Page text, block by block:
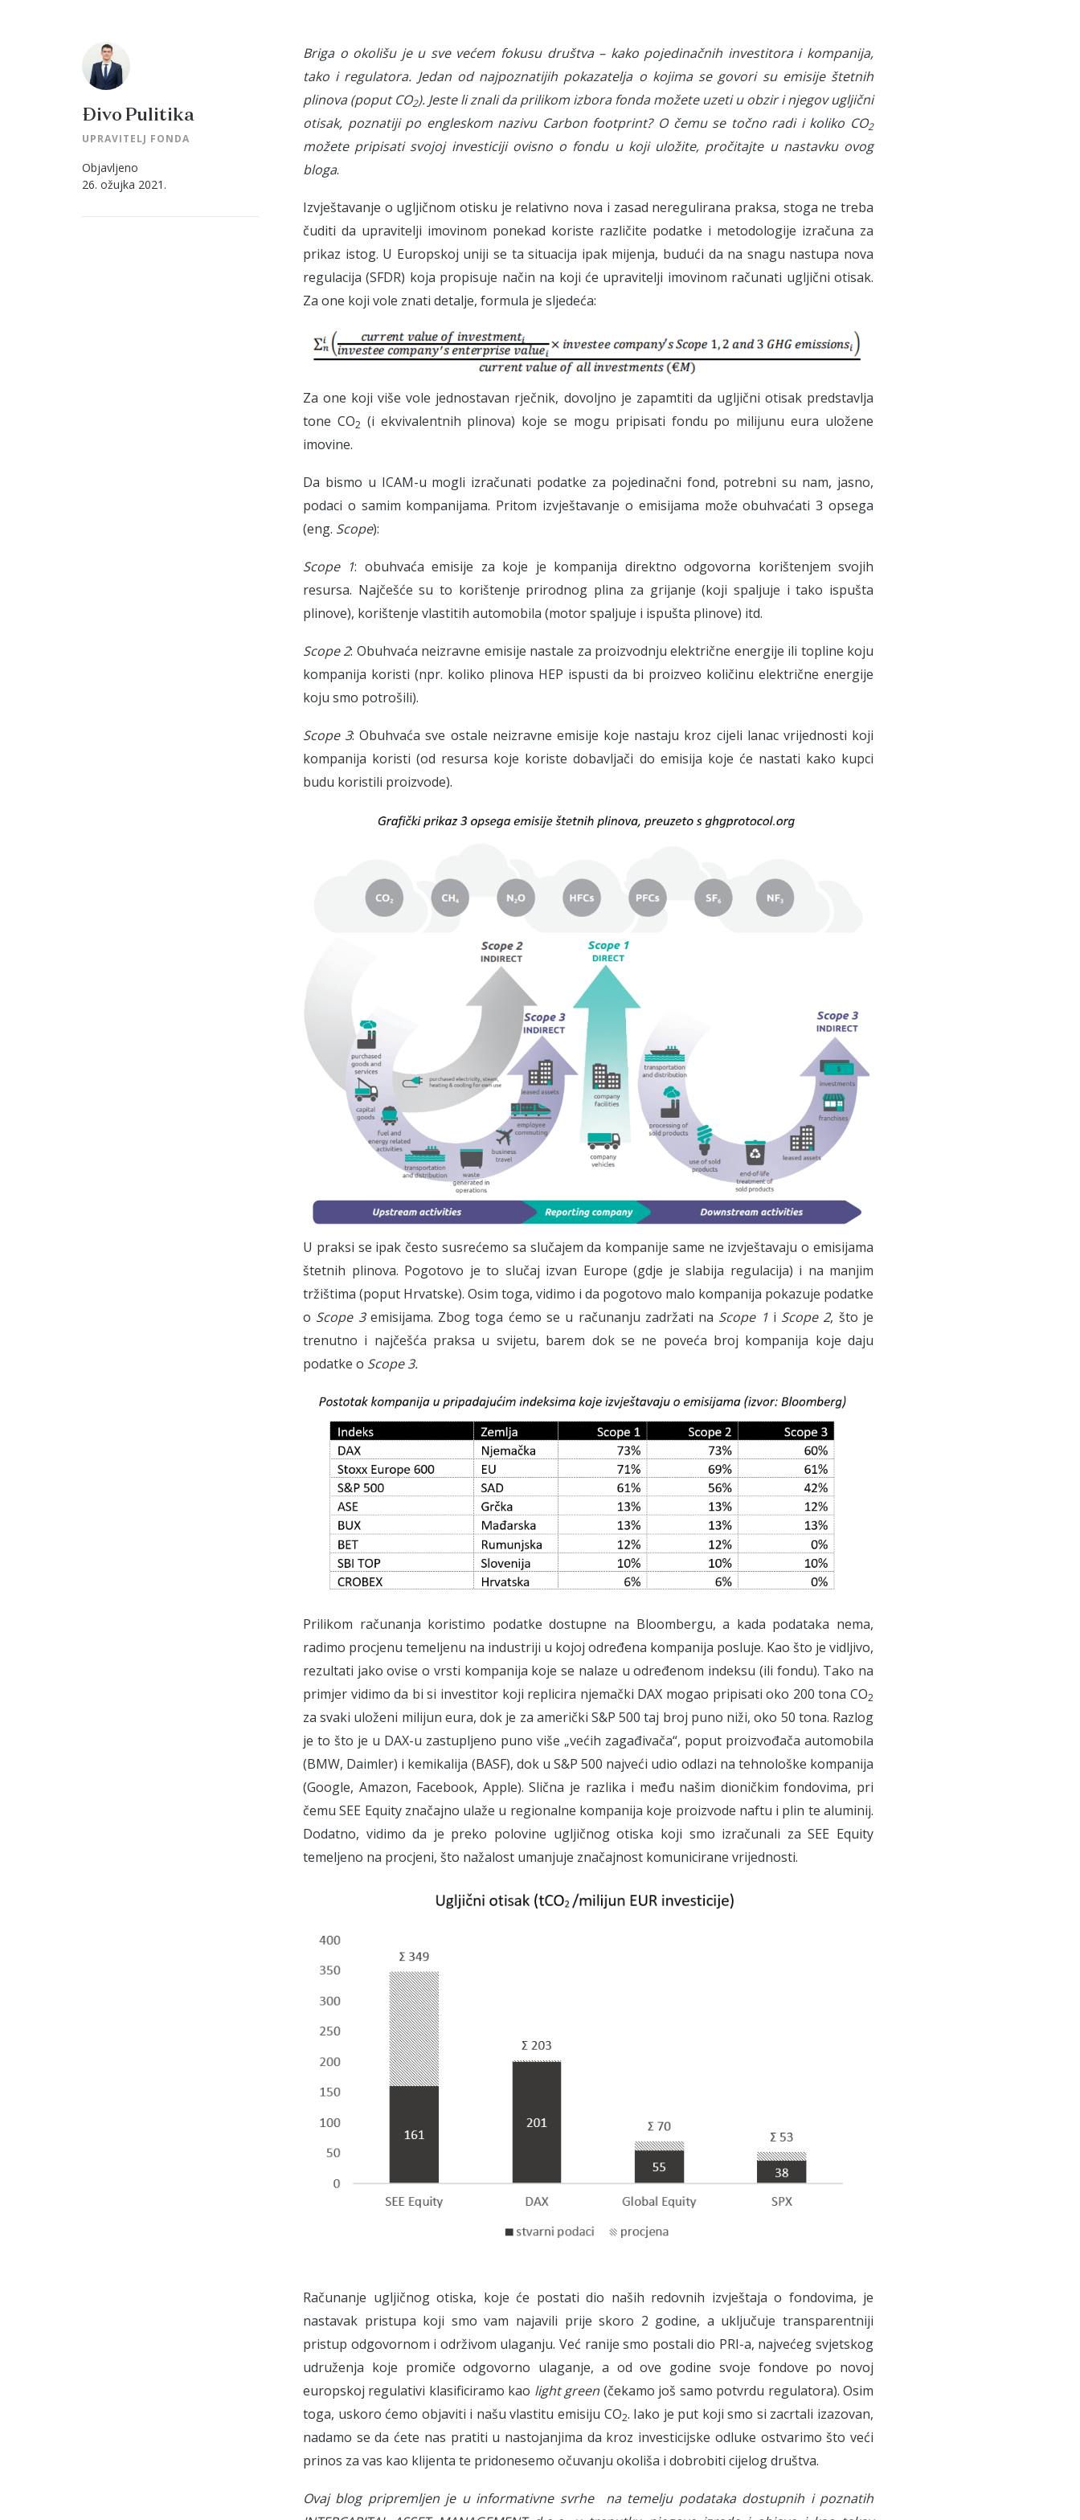
Briga o okolišu je u sve većem fokusu društva – kako pojedinačnih investitora i kompanija,
tako i regulatora. Jedan od najpoznatijih pokazatelja o kojima se govori su emisije štetnih
plinova (poput CO2). Jeste li znali da prilikom izbora fonda možete uzeti u obzir i njegov ugljični
otisak, poznatiji po engleskom nazivu Carbon footprint? O čemu se točno radi i koliko CO2
možete pripisati svojoj investiciji ovisno o fondu u koji uložite, pročitajte u nastavku ovog
bloga.
Izvještavanje o ugljičnom otisku je relativno nova i zasad neregulirana praksa, stoga ne treba
čuditi da upravitelji imovinom ponekad koriste različite podatke i metodologije izračuna za
prikaz istog. U Europskoj uniji se ta situacija ipak mijenja, budući da na snagu nastupa nova
regulacija (SFDR) koja propisuje način na koji će upravitelji imovinom računati ugljični otisak.
Za one koji vole znati detalje, formula je sljedeća:
Za one koji više vole jednostavan rječnik, dovoljno je zapamtiti da ugljični otisak predstavlja
tone CO2 (i ekvivalentnih plinova) koje se mogu pripisati fondu po milijunu eura uložene
imovine.
Da bismo u ICAM-u mogli izračunati podatke za pojedinačni fond, potrebni su nam, jasno,
podaci o samim kompanijama. Pritom izvještavanje o emisijama može obuhvaćati 3 opsega
(eng. Scope):
Scope 1: obuhvaća emisije za koje je kompanija direktno odgovorna korištenjem svojih
resursa. Najčešće su to korištenje prirodnog plina za grijanje (koji spaljuje i tako ispušta
plinove), korištenje vlastitih automobila (motor spaljuje i ispušta plinove) itd.
Scope 2: Obuhvaća neizravne emisije nastale za proizvodnju električne energije ili topline koju
kompanija koristi (npr. koliko plinova HEP ispusti da bi proizveo količinu električne energije
koju smo potrošili).
Scope 3: Obuhvaća sve ostale neizravne emisije koje nastaju kroz cijeli lanac vrijednosti koji
kompanija koristi (od resursa koje koriste dobavljači do emisija koje će nastati kako kupci
budu koristili proizvode).
U praksi se ipak često susrećemo sa slučajem da kompanije same ne izvještavaju o emisijama
štetnih plinova. Pogotovo je to slučaj izvan Europe (gdje je slabija regulacija) i na manjim
tržištima (poput Hrvatske). Osim toga, vidimo i da pogotovo malo kompanija pokazuje podatke
o Scope 3emisijama. Zbog toga ćemo se u računanju zadržati na Scope 1i Scope 2, što je
trenutno i najčešća praksa u svijetu, barem dok se ne poveća broj kompanija koje daju
podatke o Scope 3.
Prilikom računanja koristimo podatke dostupne na Bloombergu, a kada podataka nema,
radimo procjenu temeljenu na industriji u kojoj određena kompanija posluje. Kao što je vidljivo,
rezultati jako ovise o vrsti kompanija koje se nalaze u određenom indeksu (ili fondu). Tako na
primjer vidimo da bi si investitor koji replicira njemački DAX mogao pripisati oko 200 tona CO2
za svaki uloženi milijun eura, dok je za američki S&P 500 taj broj puno niži, oko 50 tona. Razlog
je to što je u DAX-u zastupljeno puno više „većih zagađivača“, poput proizvođača automobila
(BMW, Daimler) i kemikalija (BASF), dok u S&P 500 najveći udio odlazi na tehnološke kompanija
(Google, Amazon, Facebook, Apple). Slična je razlika i među našim dioničkim fondovima, pri
čemu SEE Equity značajno ulaže u regionalne kompanija koje proizvode naftu i plin te aluminij.
Dodatno, vidimo da je preko polovine ugljičnog otiska koji smo izračunali za SEE Equity
temeljeno na procjeni, što nažalost umanjuje značajnost komunicirane vrijednosti.
Računanje ugljičnog otiska, koje će postati dio naših redovnih izvještaja o fondovima, je
nastavak pristupa koji smo vam najavili prije skoro 2 godine, a uključuje transparentniji
pristup odgovornom i održivom ulaganju. Već ranije smo postali dio PRI-a, najvećeg svjetskog
udruženja koje promiče odgovorno ulaganje, a od ove godine svoje fondove po novoj
europskoj regulativi klasificiramo kao light green (čekamo još samo potvrdu regulatora). Osim
toga, uskoro ćemo objaviti i našu vlastitu emisiju CO2. Iako je put koji smo si zacrtali izazovan,
nadamo se da ćete nas pratiti u nastojanjima da kroz investicijske odluke ostvarimo što veći
prinos za vas kao klijenta te pridonesemo očuvanju okoliša i dobrobiti cijelog društva.
Ovaj blog pripremljen je u informativne svrhe na temelju podataka dostupnih i poznatih
Đivo Pulitika
UPRAVITELJ FONDA
Objavljeno
26. ožujka 2021.